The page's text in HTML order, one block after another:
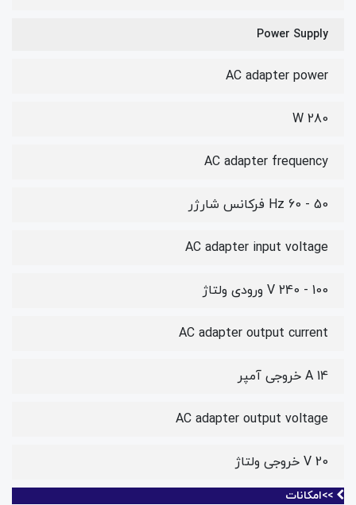
Power Supply
AC adapter power
280 W
AC adapter frequency
50 - 60 Hz فرکانس شارژر
AC adapter input voltage
100 - 240 V ورودی ولتاژ
AC adapter output current
14 A خروجی آمپر
AC adapter output voltage
20 V خروجی ولتاژ
>>امکانات